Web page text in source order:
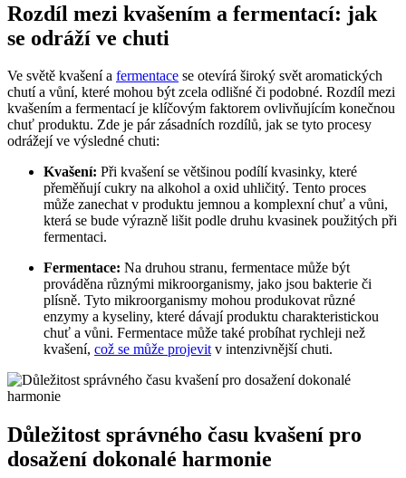
Rozdíl mezi kvašením a fermentací: jak
se odráží ve chuti
Ve světě kvašení a fermentace se otevírá široký svět aromatických
chutí a vůní, které mohou být zcela odlišné či podobné. Rozdíl mezi
kvašením a fermentací je klíčovým faktorem ovlivňujícím konečnou
chuť produktu. Zde je pár zásadních rozdílů, jak se tyto procesy
odrážejí ve výsledné chuti:
Kvašení: Při kvašení se většinou podílí kvasinky, které
přeměňují cukry na alkohol a oxid uhličitý. Tento proces
může zanechat v produktu jemnou a komplexní chuť a vůni,
která se bude výrazně lišit podle druhu kvasinek použitých při
fermentaci.
Fermentace: Na druhou stranu, fermentace může být
prováděna různými mikroorganismy, jako jsou bakterie či
plísně. Tyto mikroorganismy mohou produkovat různé
enzymy a kyseliny, které dávají produktu charakteristickou
chuť a vůni. Fermentace může také probíhat rychleji než
kvašení, což se může projevitv intenzivnější chuti.
Důležitost správného času kvašení pro
dosažení dokonalé harmonie